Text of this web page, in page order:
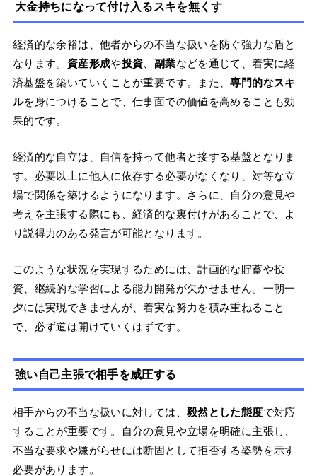
大金持ちになって付け入るスキを無くす
経済的な余裕は、他者からの不当な扱いを防ぐ強力な盾と
なります。 資産形成や投資 副業などを通じて、着実に経
済基盤を築いていくことが重要です。また、専門的なスキ
ルを身につけることで、仕事面での価値を高めることも効
果的です。
経済的な自立は、自信を持って他者と接する基盤となりま
す。必要以上に他人に依存する必要がなくなり、対等な立
場で関係を築けるようになります。さらに、自分の意見や
考えを主張する際にも、経済的な裏付けがあることで、よ
り説得力のある発言が可能となります。
このような状況を実現するためには、計画的な貯蓄や投
資、継続的な学習による能力開発が欠かせません。一朝一
夕には実現できませんが、着実な努力を積み重ねること
で、必ず道は開けていくはずです。
強い自己主張で相手を威圧する
相手からの不当な扱いに対しては、 毅然とした態度で対応
することが重要です。自分の意見や立場を明確に主張し、
不当な要求や嫌がらせには断固として拒否する姿勢を示す
必要があります。